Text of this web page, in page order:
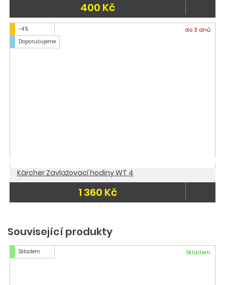
400 Kč
-4 %
Doporučujeme
do 3 dnů
Kärcher Zavlažovací hodiny WT 4
1 360 Kč
Související produkty
Skladem Skladem